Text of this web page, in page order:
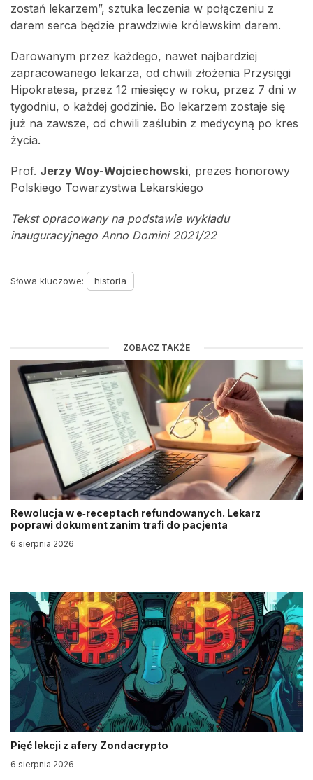
zostań lekarzem”, sztuka leczenia w połączeniu z
darem serca będzie prawdziwie królewskim darem.
Darowanym przez każdego, nawet najbardziej
zapracowanego lekarza, od chwili złożenia Przysięgi
Hipokratesa, przez 12 miesięcy w roku, przez 7 dni w
tygodniu, o każdej godzinie. Bo lekarzem zostaje się
już na zawsze, od chwili zaślubin z medycyną po kres
życia.
Prof. Jerzy Woy-Wojciechowski, prezes honorowy
Polskiego Towarzystwa Lekarskiego
Tekst opracowany na podstawie wykładu
inauguracyjnego Anno Domini 2021/22
Słowa kluczowe: historia
ZOBACZ TAKŻE
Rewolucja w e‑receptach refundowanych. Lekarz
poprawi dokument zanim trafi do pacjenta
6 sierpnia 2026
Pięć lekcji z afery Zondacrypto
6 sierpnia 2026